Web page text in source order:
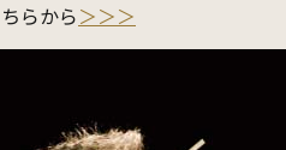
らから＞＞＞